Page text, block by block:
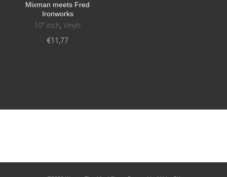
Mixman meets Fred
Ironworks
10" inch,Vinyls
€11,77